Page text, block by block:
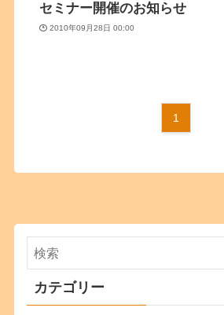
セミナー開催のお知らせ
2010年09月28日 00:00
1
カテゴリー